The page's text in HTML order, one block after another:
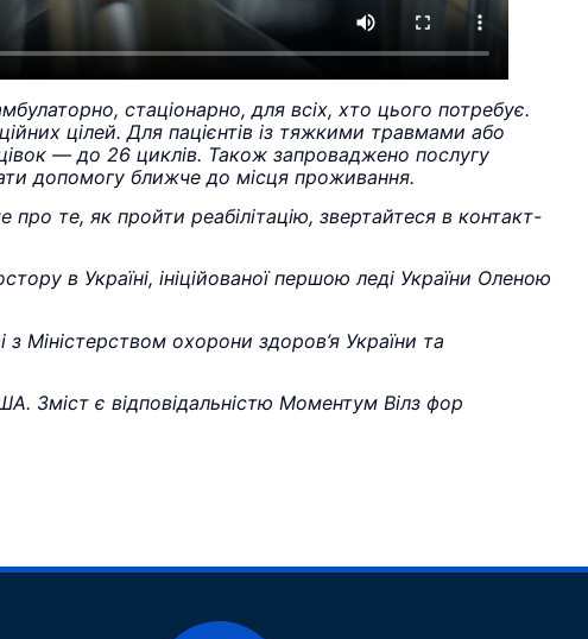
стаціонарно, для всіх, хто цього потребує.
цілей. Для пацієнтів із тяжкими травмами або
— до 26 циклів. Також запроваджено послугу
допомогу ближче до місця проживання.
те, як пройти реабілітацію, звертайтеся в контакт-
в Україні, ініційованої першою леді України Оленою
Міністерством охорони здоров’я України та
Зміст є відповідальністю Моментум Вілз фор